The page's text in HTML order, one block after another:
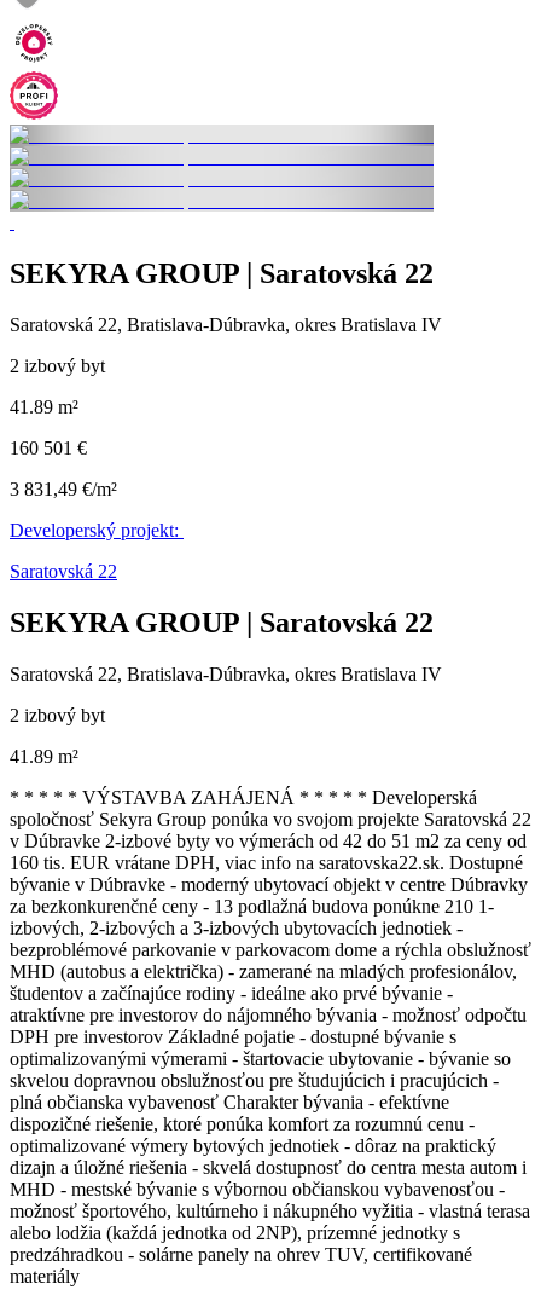
SEKYRA GROUP | Saratovská 22
Saratovská 22, Bratislava-Dúbravka, okres Bratislava IV
2 izbový byt
41.89 m²
160 501 €
3 831,49 €/m²
Developerský projekt:
Saratovská 22
SEKYRA GROUP | Saratovská 22
Saratovská 22, Bratislava-Dúbravka, okres Bratislava IV
2 izbový byt
41.89 m²
* * * * * VÝSTAVBA ZAHÁJENÁ * * * * * Developerská
spoločnosť Sekyra Group ponúka vo svojom projekte Saratovská 22
v Dúbravke 2-izbové byty vo výmerách od 42 do 51 m2 za ceny od
160 tis. EUR vrátane DPH, viac info na saratovska22.sk. Dostupné
bývanie v Dúbravke - moderný ubytovací objekt v centre Dúbravky
za bezkonkurenčné ceny - 13 podlažná budova ponúkne 210 1-
izbových, 2-izbových a 3-izbových ubytovacích jednotiek -
bezproblémové parkovanie v parkovacom dome a rýchla obslužnosť
MHD (autobus a električka) - zamerané na mladých profesionálov,
študentov a začínajúce rodiny - ideálne ako prvé bývanie -
atraktívne pre investorov do nájomného bývania - možnosť odpočtu
DPH pre investorov Základné pojatie - dostupné bývanie s
optimalizovanými výmerami - štartovacie ubytovanie - bývanie so
skvelou dopravnou obslužnosťou pre študujúcich i pracujúcich -
plná občianska vybavenosť Charakter bývania - efektívne
dispozičné riešenie, ktoré ponúka komfort za rozumnú cenu -
optimalizované výmery bytových jednotiek - dôraz na praktický
dizajn a úložné riešenia - skvelá dostupnosť do centra mesta autom i
MHD - mestské bývanie s výbornou občianskou vybavenosťou -
možnosť športového, kultúrneho i nákupného vyžitia - vlastná terasa
alebo lodžia (každá jednotka od 2NP), prízemné jednotky s
predzáhradkou - solárne panely na ohrev TUV, certifikované
materiály